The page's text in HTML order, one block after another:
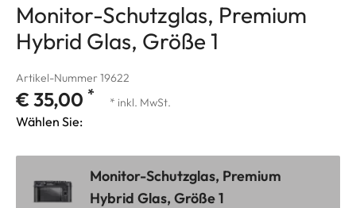
Monitor-Schutzglas, Premium
Hybrid Glas, Größe 1
Artikel-Nummer 19622
€ 35,00 * * inkl. MwSt.
Wählen Sie:
Monitor-Schutzglas, Premium
Hybrid Glas, Größe 1